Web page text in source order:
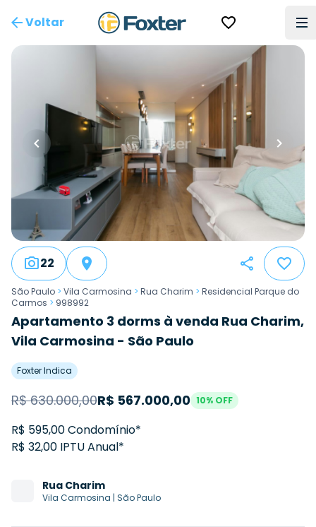
Voltar
22
São Paulo > Vila Carmosina > Rua Charim > Residencial Parque do
Carmos > 998992
Apartamento 3 dorms à venda Rua Charim,
Vila Carmosina - São Paulo
Foxter Indica
R$630.000,00R$ 567.000,00 10% OFF
R$ 595,00 Condomínio*
R$ 32,00 IPTU Anual*
Rua Charim
Vila Carmosina | São Paulo